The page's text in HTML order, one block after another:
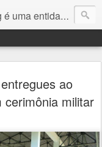
Não somos jornalistas e nem este é um blog jornalístico.
ao
cerimônia militar